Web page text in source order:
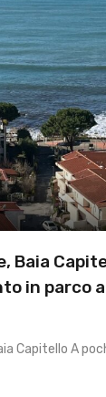
Baia
in parco
Capitello A